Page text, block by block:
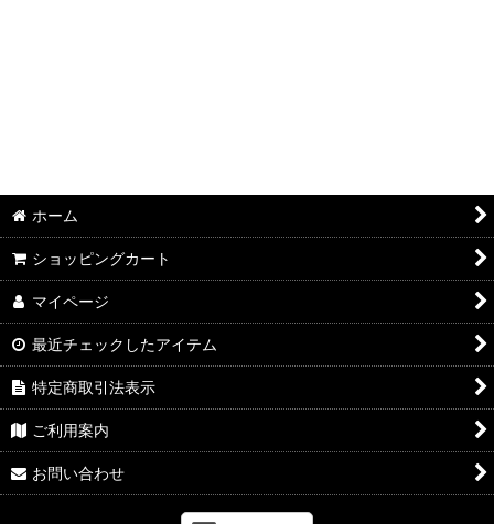
ホーム
ショッピングカート
マイページ
最近チェックしたアイテム
特定商取引法表示
ご利用案内
お問い合わせ